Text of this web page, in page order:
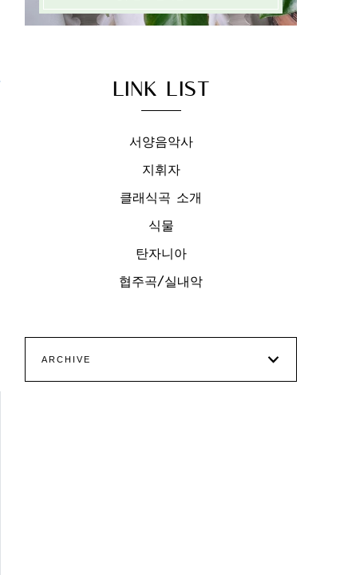
LINK LIST
서양음악사
지휘자
클래식곡 소개
식물
탄자니아
협주곡/실내악
ARCHIVE